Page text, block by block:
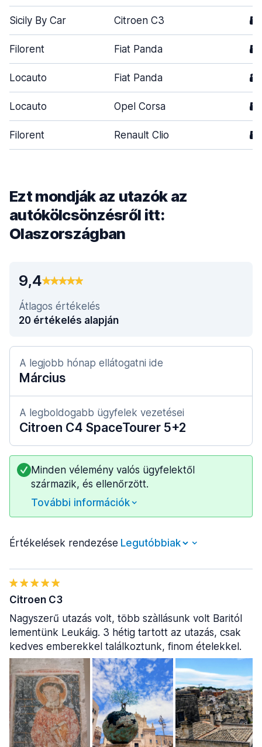
Sicily By Car Citroen C3 5
Filorent Fiat Panda 5
Locauto Fiat Panda 3
Locauto Opel Corsa 5
Filorent Renault Clio 5
Ezt mondják az utazók az
autókölcsönzésről itt:
Olaszországban
9,4
Átlagos értékelés
20 értékelés alapján
A legjobb hónap ellátogatni ide
Március
A legboldogabb ügyfelek vezetései
Citroen C4 SpaceTourer 5+2
Minden vélemény valós ügyfelektől
származik, és ellenőrzött.
További információk
Értékelések rendezése
Citroen C3
Nagyszerű utazás volt, több szàllásunk volt Baritól
lementünk Leukáig. 3 hétig tartott az utazás, csak
kedves emberekkel találkoztunk, finom ételekkel.